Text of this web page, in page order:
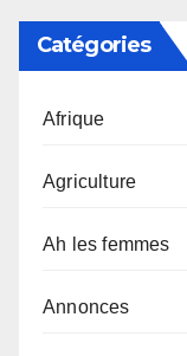
Catégories
Afrique
Agriculture
Ah les femmes
Annonces